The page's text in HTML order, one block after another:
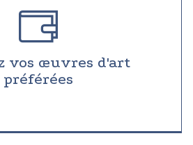
vos œuvres d'art
préférées